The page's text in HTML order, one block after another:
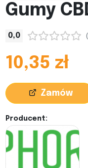
Gumy
0,0
10,35 zł
Zamów
Producent: